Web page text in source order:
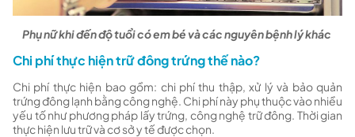
Phụ nữ khi đến độ tuổi có em bé và các nguyên bệnh lý khác
Chi phí thực hiện trữ đông trứng thế nào?
Chi phí thực hiện bao gồm: chi phí thu thập, xử lý và bảo quản
trứng đông lạnh bằng công nghệ. Chi phí này phụ thuộc vào nhiều
yếu tố như phương pháp lấy trứng, công nghệ trữ đông. Thời gian
thực hiện lưu trữ và cơ sở y tế được chọn.